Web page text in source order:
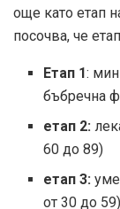
още като етап
посочва, че
Етап 1:
бъбречна
етап 2:
60 до 89)
етап 3:
от 30 до 59)